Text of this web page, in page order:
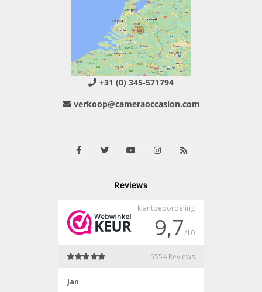
+31 (0) 345-571794
verkoop@cameraoccasion.com
Reviews